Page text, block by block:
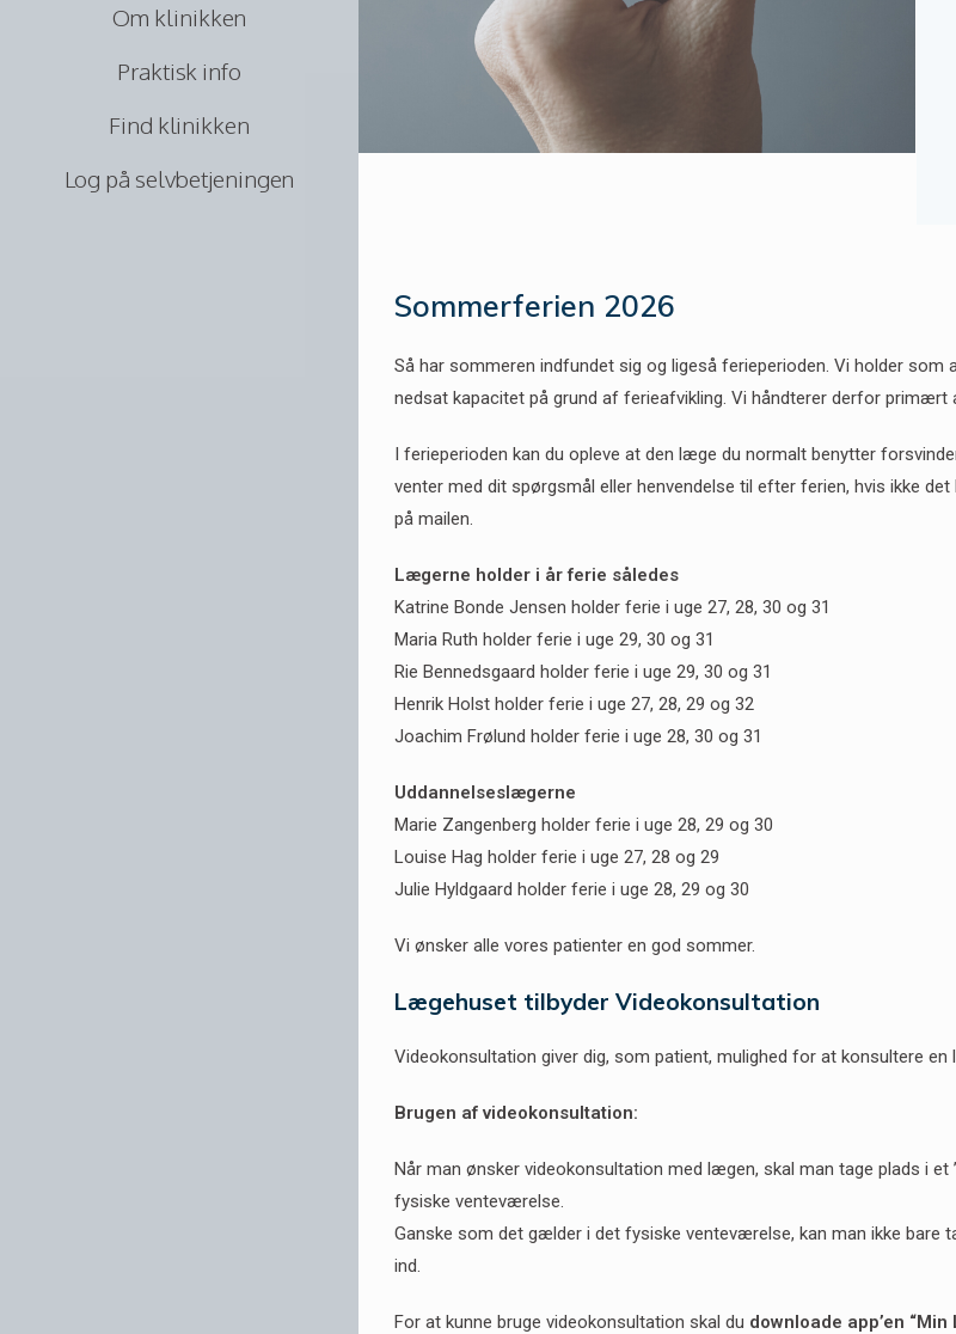
Om klinikken
Praktisk info
Find klinikken
Log på selvbetjeningen
Sommerferien 2026
Så har sommeren indfundet sig og ligeså ferieperioden. Vi holder
nedsat kapacitet på grund af ferieafvikling. Vi håndterer derfor primært
I ferieperioden kan du opleve at den læge du normalt benytter
venter med dit spørgsmål eller henvendelse til efter ferien, hvis ikke
på mailen.
Lægerne holder i år ferie således
Katrine Bonde Jensen holder ferie i uge 27, 28, 30 og 31
Maria Ruth holder ferie i uge 29, 30 og 31
Rie Bennedsgaard holder ferie i uge 29, 30 og 31
Henrik Holst holder ferie i uge 27, 28, 29 og 32
Joachim Frølund holder ferie i uge 28, 30 og 31
Uddannelseslægerne
Marie Zangenberg holder ferie i uge 28, 29 og 30
Louise Hag holder ferie i uge 27, 28 og 29
Julie Hyldgaard holder ferie i uge 28, 29 og 30
Vi ønsker alle vores patienter en god sommer.
Lægehuset tilbyder Videokonsultation
Videokonsultation giver dig, som patient, mulighed for at konsultere
Brugen af videokonsultation:
Når man ønsker videokonsultation med lægen, skal man tage plads i
fysiske venteværelse.
Ganske som det gælder i det fysiske venteværelse, kan man ikke
ind.
For at kunne bruge videokonsultation skal du downloade app’en “Min